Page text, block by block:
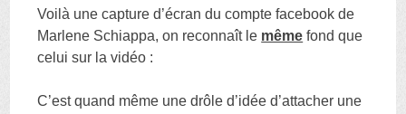
Voilà une capture d’écran du compte facebook de
Marlene Schiappa, on reconnaît le même fond que
celui sur la vidéo :
C’est quand même une drôle d’idée d’attacher une